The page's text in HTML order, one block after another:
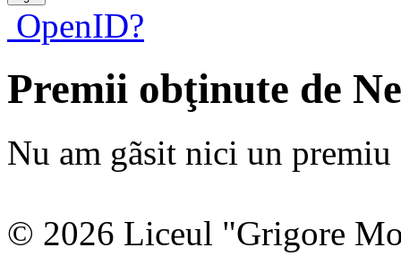
OpenID?
Premii obţinute de
Nu am gãsit nici un premiu
© 2026 Liceul "Grigore